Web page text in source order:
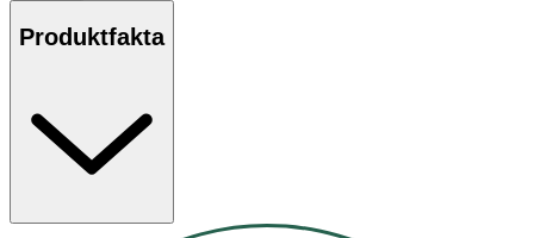
Produktfakta